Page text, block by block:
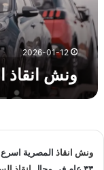
ل
ر
ح
ب
2026-01-12
ونش انقاذ
ونش انقاذ المصرية